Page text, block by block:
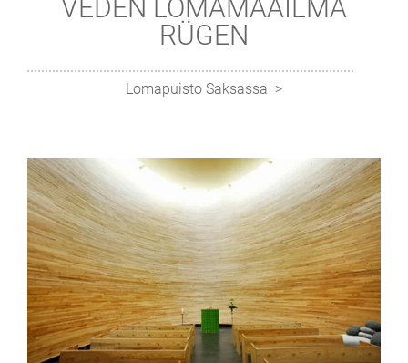
VEDEN LOMAMAAILMA
RÜGEN
Lomapuisto Saksassa